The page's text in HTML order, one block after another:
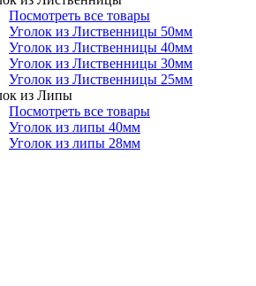
Посмотреть все товары
Уголок из Лиственницы 50мм
Уголок из Лиственницы 40мм
Уголок из Лиственницы 30мм
Уголок из Лиственницы 25мм
из Липы
Посмотреть все товары
Уголок из липы 40мм
Уголок из липы 28мм